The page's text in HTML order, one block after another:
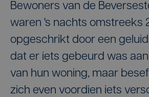
Bewoners van de
waren 's nachts omstreeks
opgeschrikt door een
dat er iets gebeurd was
van hun woning, maar
zich even voordien iets